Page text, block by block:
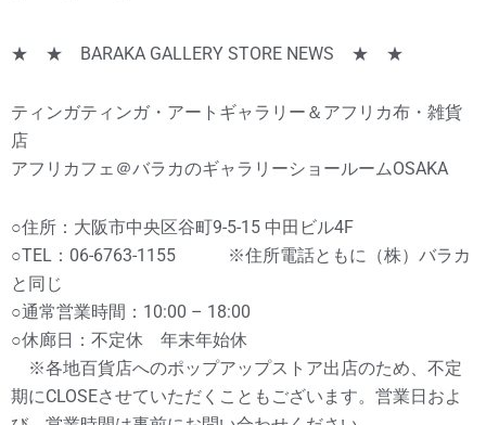
★ ★ BARAKA GALLERY STORE NEWS ★ ★
ティンガティンガ・アートギャラリー＆アフリカ布・雑貨
店
アフリカフェ＠バラカのギャラリーショールームOSAKA
○住所：大阪市中央区谷町9-5-15 中田ビル4F
○TEL：06-6763-1155 ※住所電話ともに（株）バラカ
と同じ
○通常営業時間：10:00 – 18:00
○休廊日：不定休 年末年始休
※各地百貨店へのポップアップストア出店のため、不定
期にCLOSEさせていただくこともございます。営業日およ